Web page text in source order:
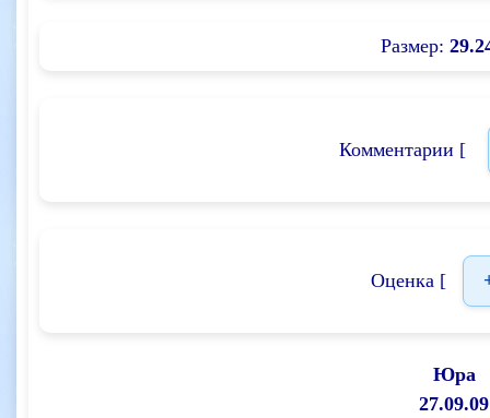
Размер:
Комментарии [
Оценка [
Юра
27.09.09